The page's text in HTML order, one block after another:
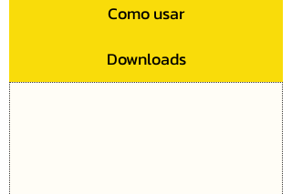
Como usar
Downloads